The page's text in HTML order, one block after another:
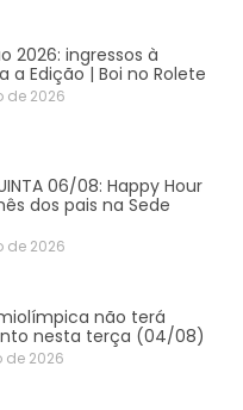
2026: ingressos à
a Edição | Boi no Rolete
de 2026
06/08: Happy Hour
dos pais na Sede
de 2026
não terá
nesta terça (04/08)
2026